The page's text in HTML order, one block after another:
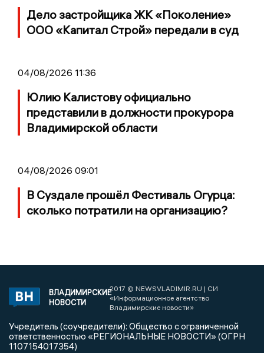
Дело застройщика ЖК «Поколение»
ООО «Капитал Строй» передали в суд
04/08/2026 11:36
Юлию Калистову официально
представили в должности прокурора
Владимирской области
04/08/2026 09:01
В Суздале прошёл Фестиваль Огурца:
сколько потратили на организацию?
ВЛАДИМИРСКИЕ
НОВОСТИ
2017 © NEWSVLADIMIR.RU | СИ
«Информационное агентство
Владимирские новости»
Учредитель (соучредители): Общество с ограниченной
ответственностью «РЕГИОНАЛЬНЫЕ НОВОСТИ» (ОГРН
1107154017354)